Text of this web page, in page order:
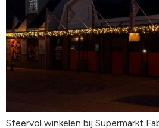
Sfeervol winkelen bij Supermarkt